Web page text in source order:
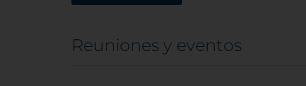
Reuniones y eventos